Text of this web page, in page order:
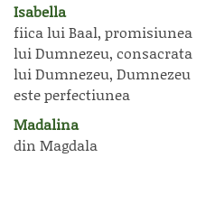
Isabella
fiica lui Baal, promisiunea
lui Dumnezeu, consacrata
lui Dumnezeu, Dumnezeu
este perfectiunea
Madalina
din Magdala